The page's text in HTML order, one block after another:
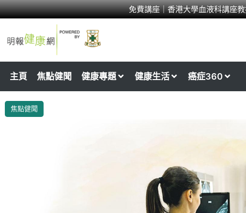
免費講座｜香港大學血液科講座
Skip
to
content
主頁 焦點健聞 健康專題 健康生活 癌症360
焦點健聞